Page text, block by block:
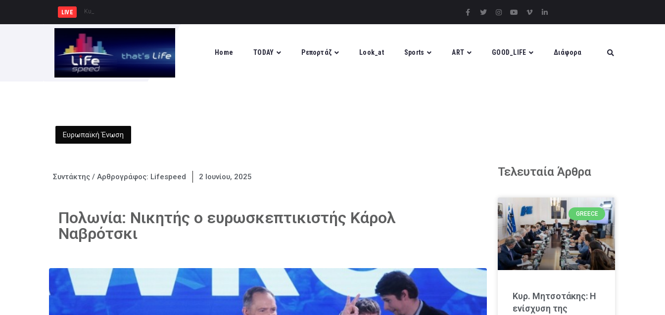
LIVE Κυρ. Μητσοτάκης: Η χώρα δεν μπο
Home TODAY Ρεπορτάζ Look_at Sports ART GOOD_LIFE Διάφορα
Ευρωπαϊκή Ένωση
Συντάκτης / Αρθρογράφος: Lifespeed 2 Ιουνίου, 2025
Πολωνία: Νικητής ο ευρωσκεπτικιστής Κάρολ
Ναβρότσκι
Τελευταία Άρθρα
GREECE
Κυρ. Μητσοτάκης: Η
ενίσχυση της